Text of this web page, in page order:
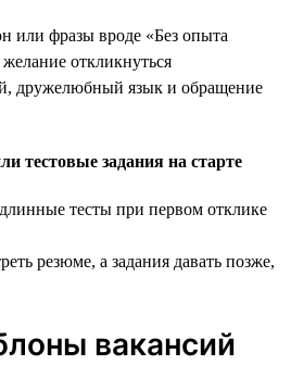
или фразы вроде «Без опыта
откликнуться
дружелюбный язык и обращение
тестовые задания на старте
тесты при первом отклике
резюме, а задания давать позже,
вакансий